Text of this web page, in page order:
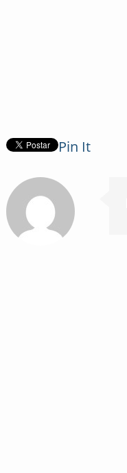
Pin It